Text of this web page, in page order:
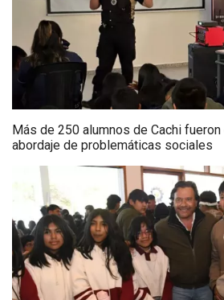
Más de 250 alumnos de Cachi
abordaje de problemáticas sociales